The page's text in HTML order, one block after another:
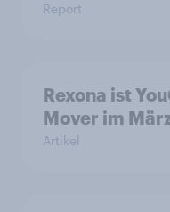
Report
Rexona ist
Mover im
Artikel